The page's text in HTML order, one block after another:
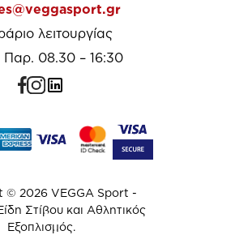
λειτουργίας
Παρ. 08.30 – 16:30
© 2026 VEGGA Sport -
Στίβου και Αθλητικός
Εξοπλισμός.